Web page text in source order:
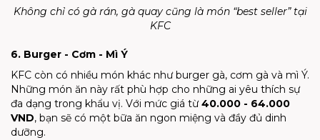
Không chỉ có gà rán, gà quay cũng là món “best seller” tại
KFC
6. Burger - Cơm - Mì Ý
KFC còn có nhiều món khác như burger gà, cơm gà và mì Ý.
Những món ăn này rất phù hợp cho những ai yêu thích sự
đa dạng trong khẩu vị. Với mức giá từ40.000 - 64.000
VND, bạn sẽ có một bữa ăn ngon miệng và đầy đủ dinh
dưỡng.